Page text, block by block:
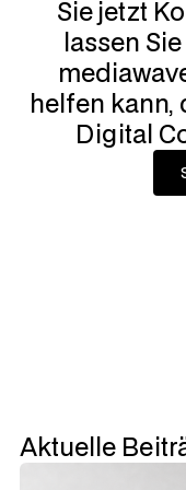
Sie jetzt
lassen
helfen kann,
Digital
Aktuelle